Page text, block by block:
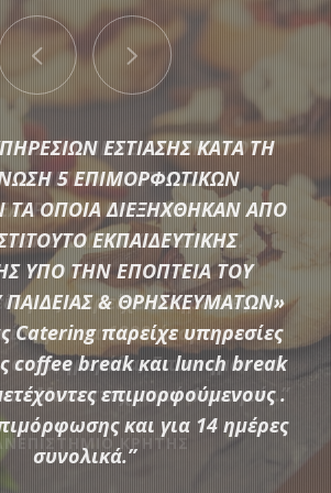
από τις πιο σύγχρονες προτάσεις της
τον εξοπλισμό που διαθέτει η
για να υποστηρίξουμε τις ξεχωριστές
κάθε εκδήλωσης.
ΠΕΡΙΣΣΟΤΕΡΑ
ΕΣΤΙΑΣΗΣ ΚΑΤΑ ΤΗ
5 ΕΠΙΜΟΡΦΩΤΙΚΩΝ
ΤΑ ΟΠΟΙΑ ΔΙΕΞΗΧΘΗΚΑΝ ΑΠΟ
ΕΚΠΑΙΔΕΥΤΙΚΗΣ
ΥΠΟ ΤΗΝ ΕΠΟΠΤΕΙΑ ΤΟΥ
ΠΑΙΔΕΙΑΣ & ΘΡΗΣΚΕΥΜΑΤΩΝ»
Catering παρείχε υπηρεσίες
coffee break και lunch break
επιμορφούμενους .
και για 14 ημέρες
συνολικά.”